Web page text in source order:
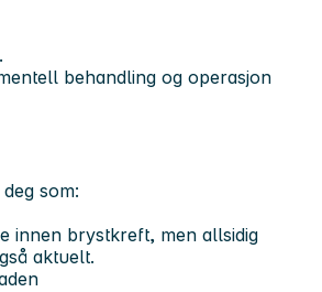
behandling og operasjon
som:
innen brystkreft, men allsidig
aktuelt.